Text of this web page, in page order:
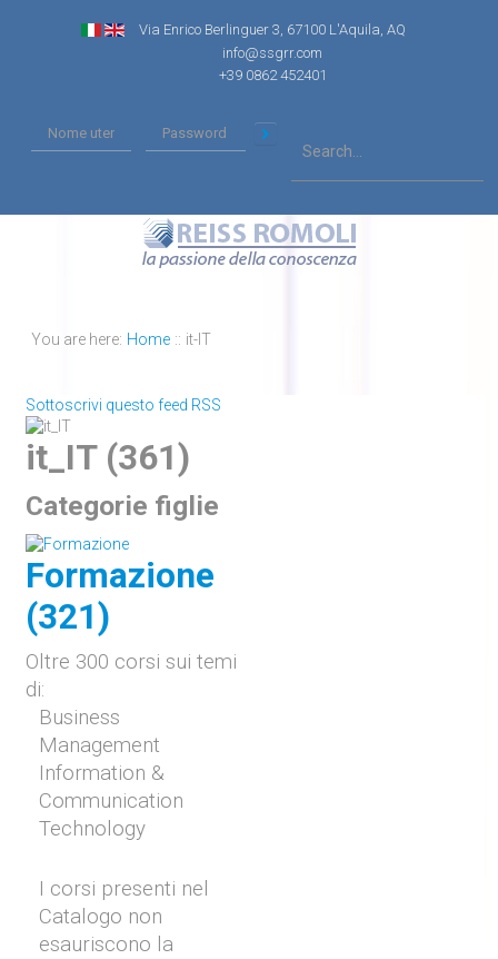
Via Enrico Berlinguer 3, 67100 L'Aquila, AQ
info@ssgrr.com
+39 0862 452401
You are here: Home :: it-IT
Sottoscrivi questo feed RSS
it_IT (361)
Categorie figlie
Formazione
(321)
Oltre 300 corsi sui temi
di:
Business
Management
Information &
Communication
Technology
I corsi presenti nel
Catalogo non
esauriscono la